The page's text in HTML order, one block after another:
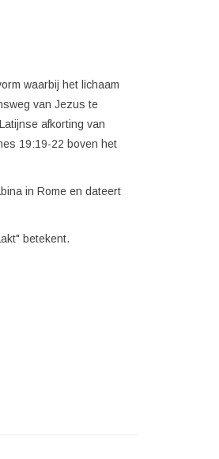
waarbij het lichaam
van Jezus te
afkorting van
19:19-22 boven het
in Rome en dateert
betekent.